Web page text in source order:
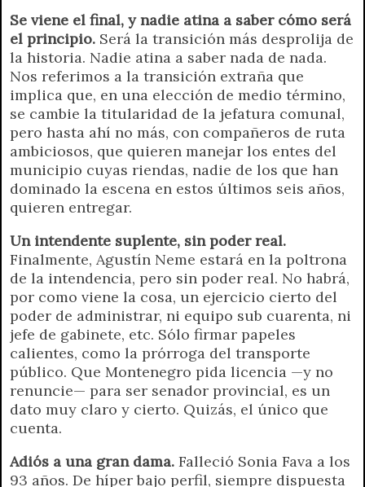
n
d
l
y
Se viene el final, y nadie atina a saber cómo será
el principio. Será la transición más desprolija de
la historia. Nadie atina a saber nada de nada.
Nos referimos a la transición extraña que
implica que, en una elección de medio término,
se cambie la titularidad de la jefatura comunal,
pero hasta ahí no más, con compañeros de ruta
ambiciosos, que quieren manejar los entes del
municipio cuyas riendas, nadie de los que han
dominado la escena en estos últimos seis años,
quieren entregar.
Un intendente suplente, sin poder real.
Finalmente, Agustín Neme estará en la poltrona
de la intendencia, pero sin poder real. No habrá,
por como viene la cosa, un ejercicio cierto del
poder de administrar, ni equipo sub cuarenta, ni
jefe de gabinete, etc. Sólo firmar papeles
calientes, como la prórroga del transporte
público. Que Montenegro pida licencia —y no
renuncie— para ser senador provincial, es un
dato muy claro y cierto. Quizás, el único que
cuenta.
Adiós a una gran dama. Falleció Sonia Fava a los
93 años. De híper bajo perfil, siempre dispuesta